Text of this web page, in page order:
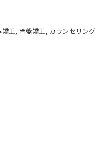
矯正 骨盤矯正 カウンセリング